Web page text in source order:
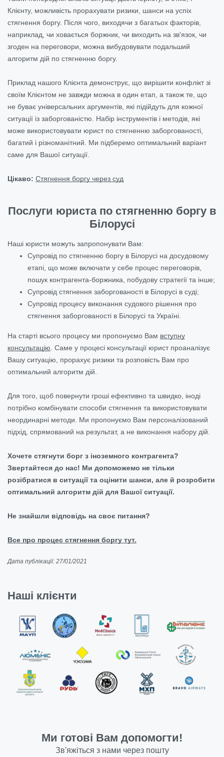
Клієнту, можливість прорахувати ризики, шанси на успіх
стягнення боргу. Після чого, виходячи з багатьох факторів,
наприклад, чи ховається боржник, чи виходить на зв'язок, чи
згоден на переговори, можна вибудовувати подальший
алгоритм дій по стягненню боргу.
Приклад нашого Клієнта демонструє, що вирішити конфлікт зі
своїм Клієнтом не завжди можна в один етап, а також те, що
не буває універсальних аргументів, які підійдуть для кожної
ситуації із заборгованістю. Набір інструментів і методів, які
може використовувати юрист по стягненню заборгованості,
багатий і різноманітний. Ми підберемо оптимальний варіант
саме для Вашої ситуації.
Цікаво: Стягнення боргу через суд
Послуги юриста по стягненню боргу в
Білорусі
Наші юристи можуть запропонувати Вам:
Супровід по стягненню боргу в Білорусі на досудовому
етапі, що може включати у себе процес переговорів,
пошук контрагента-боржника, побудову стратегії та інше;
Супровід стягнення заборгованості в Білорусі в суді;
Супровід процесу виконання судового рішення про
стягнення заборгованості в Білорусі та Україні.
На старті всього процесу ми пропонуємо Вам вступну
консультацію. Саме у процесі консультації юрист проаналізує
Вашу ситуацію, прорахує ризики та розповість Вам про
оптимальний алгоритм дій.
Для того, щоб повернути гроші ефективно та швидко, іноді
потрібно комбінувати способи стягнення та використовувати
неординарні методи. Ми пропонуємо Вам персоналізований
підхід, спрямований на результат, а не виконання набору дій.
Хочете стягнути борг з іноземного контрагента?
Звертайтеся до нас! Ми допоможемо не тільки
розібратися в ситуації та оцінити шанси, але й розробити
оптимальний алгоритм дій для Вашої ситуації.
Не знайшли відповідь на своє питання?
Все про процес стягнення боргу тут.
Дата публікації: 27/01/2021
Наші клієнти
Ми готові Вам допомогти!
Зв'яжіться з нами через пошту